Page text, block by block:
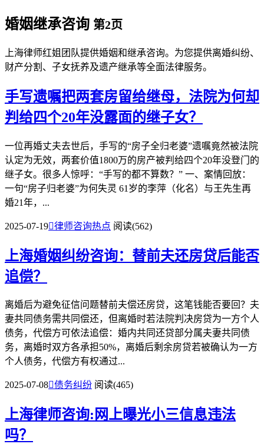
婚姻继承咨询 第2页
上海律师红姐团队提供婚姻和继承咨询。为您提供离婚纠纷、
财产分割、子女抚养及遗产继承等全面法律服务。
手写遗嘱把两套房留给继母，法院为何却
判给四个20年没露面的继子女？
一位再婚丈夫去世后，手写的“房子全归老婆”遗嘱竟然被法院
认定为无效，两套价值1800万的房产被判给四个20年没登门的
继子女。很多人惊呼：“手写的都不算数？” 一、案情回放：
一句“房子归老婆”为何失灵 61岁的李萍（化名）与王先生再
婚21年，...
2025-07-19律师咨询热点 阅读(562)
上海婚姻纠纷咨询：替前夫还房贷后能否
追偿？
离婚后为避免征信问题替前夫偿还房贷，这笔钱能否要回？夫
妻共同债务需共同偿还，但离婚时若法院判决房贷为一方个人
债务，代偿方可依法追偿：婚内共同还贷部分属夫妻共同债
务，离婚时双方各承担50%，离婚后剩余房贷若被确认为一方
个人债务，代偿方有权通过...
2025-07-08债务纠纷 阅读(465)
上海律师咨询:网上曝光小三信息违法
吗？